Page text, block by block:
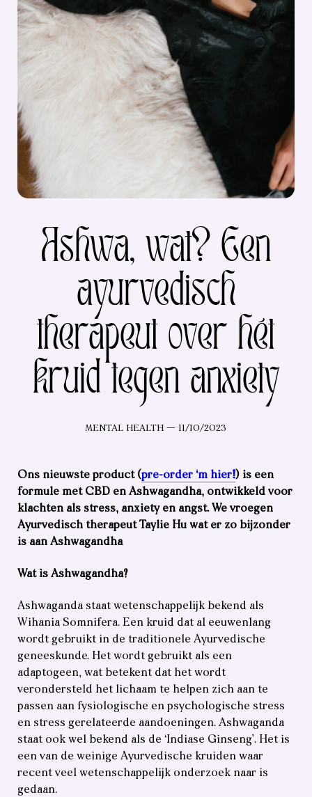
Ashwa, wat? Een
ayurvedisch
therapeut over hét
kruid tegen anxiety
Categorieën
MENTAL HEALTH
Post-
11/10/2023
Ons nieuwste product (pre-order ‘m hier!) is een
formule met CBD en Ashwagandha, ontwikkeld voor
klachten als stress, anxiety en angst. We vroegen
Ayurvedisch therapeut Taylie Hu wat er zo bijzonder
is aan Ashwagandha
Wat is Ashwagandha?
Ashwaganda staat wetenschappelijk bekend als
Wihania Somnifera. Een kruid dat al eeuwenlang
wordt gebruikt in de traditionele Ayurvedische
geneeskunde. Het wordt gebruikt als een
adaptogeen, wat betekent dat het wordt
verondersteld het lichaam te helpen zich aan te
passen aan fysiologische en psychologische stress
en stress gerelateerde aandoeningen. Ashwaganda
staat ook wel bekend als de ‘Indiase Ginseng’. Het is
een van de weinige Ayurvedische kruiden waar
recent veel wetenschappelijk onderzoek naar is
gedaan.